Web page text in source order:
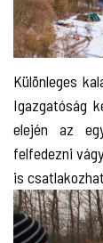
Különleges
Igazgatóság
elején az
felfedezni
is